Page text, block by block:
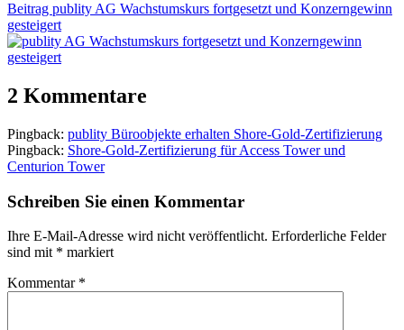
Beitrag publity AG Wachstumskurs fortgesetzt und Konzerngewinn
gesteigert
2 Kommentare
Pingback: publity Büroobjekte erhalten Shore-Gold-Zertifizierung
Pingback: Shore-Gold-Zertifizierung für Access Tower und
Centurion Tower
Schreiben Sie einen Kommentar
Ihre E-Mail-Adresse wird nicht veröffentlicht. Erforderliche Felder
sind mit * markiert
Kommentar *